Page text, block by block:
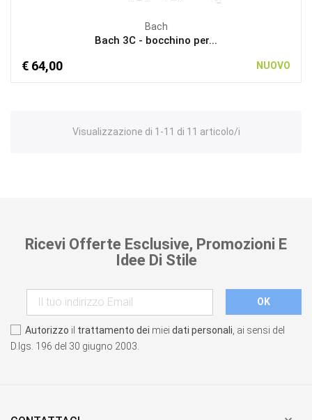
Bach
Bach 3C - bocchino per...
€ 64,00 NUOVO
Visualizzazione di 1-11 di 11 articolo/i
Ricevi Offerte Esclusive, Promozioni E
Idee Di Stile
Autorizzo il trattamento dei miei dati personali , ai sensi del
D.lgs. 196 del 30 giugno 2003.